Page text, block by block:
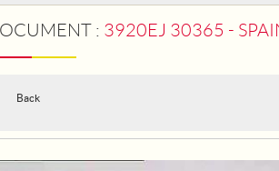
: 3920EJ 30365 - SPAIN.
Back